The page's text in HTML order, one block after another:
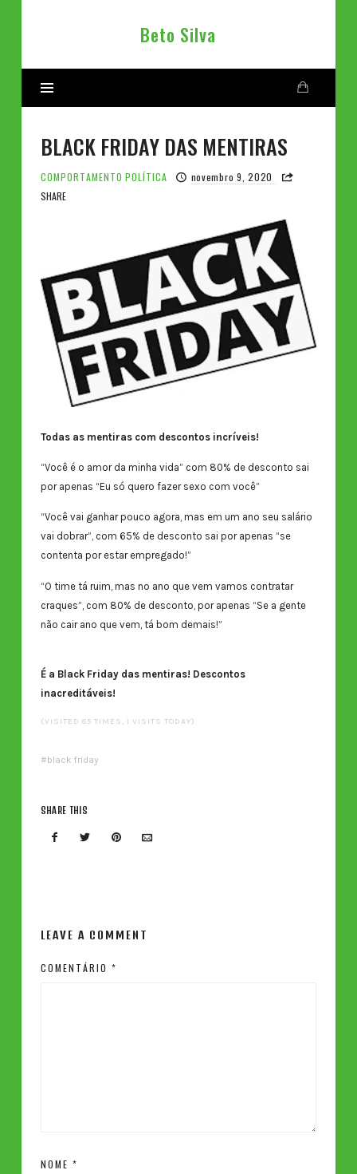
Beto
Beto Silva
BLACK FRIDAY DAS MENTIRAS
COMPORTAMENTO POLÍTICA
novembro 9, 2020
SHARE
Todas as mentiras com descontos incríveis!
“Você é o amor da minha vida” com 80% de desconto sai
por apenas “Eu só quero fazer sexo com você”
“Você vai ganhar pouco agora, mas em um ano seu salário
vai dobrar”, com 65% de desconto sai por apenas “se
contenta por estar empregado!”
“O time tá ruim, mas no ano que vem vamos contratar
craques”, com 80% de desconto, por apenas “Se a gente
não cair ano que vem, tá bom demais!”
É a Black Friday das mentiras! Descontos
inacreditáveis!
(VISITED 85 TIMES, 1 VISITS TODAY)
black friday
SHARE THIS
LEAVE A COMMENT
COMENTÁRIO *
NOME *